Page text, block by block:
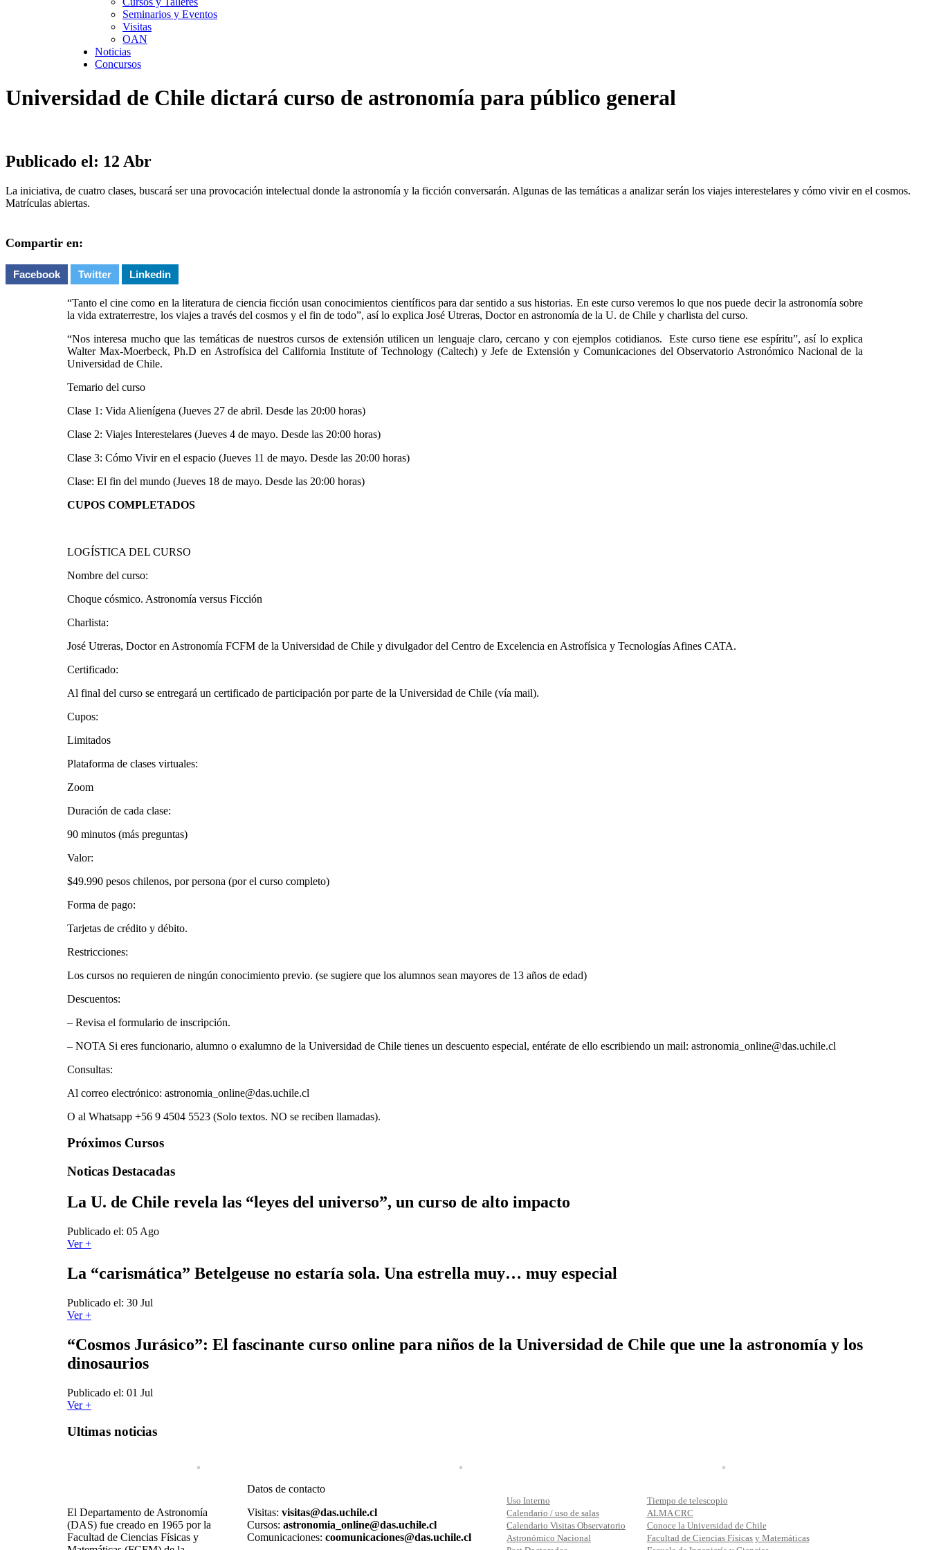
Seminarios y Eventos
Visitas
OAN
Noticias
Concursos
Universidad de Chile dictará curso de astronomía para público general
Publicado el: 12 Abr
La iniciativa, de cuatro clases, buscará ser una provocación intelectual donde la astronomía y la ficción conversarán. Algunas de las temáticas a analizar serán los viajes interestelares y cómo vivir en el cosmos.
Matrículas abiertas.
Compartir en:
Facebook Twitter Linkedin
“Tanto el cine como en la literatura de ciencia ficción usan conocimientos científicos para dar sentido a sus historias. En este curso veremos lo que nos puede decir la astronomía sobre
la vida extraterrestre, los viajes a través del cosmos y el fin de todo”, así lo explica José Utreras, Doctor en astronomía de la U. de Chile y charlista del curso.
“Nos interesa mucho que las temáticas de nuestros cursos de extensión utilicen un lenguaje claro, cercano y con ejemplos cotidianos. Este curso tiene ese espíritu”, así lo explica
Walter Max-Moerbeck, Ph.D en Astrofísica del California Institute of Technology (Caltech) y Jefe de Extensión y Comunicaciones del Observatorio Astronómico Nacional de la
Universidad de Chile.
Temario del curso
Clase 1: Vida Alienígena (Jueves 27 de abril. Desde las 20:00 horas)
Clase 2: Viajes Interestelares (Jueves 4 de mayo. Desde las 20:00 horas)
Clase 3: Cómo Vivir en el espacio (Jueves 11 de mayo. Desde las 20:00 horas)
Clase: El fin del mundo (Jueves 18 de mayo. Desde las 20:00 horas)
CUPOS COMPLETADOS
LOGÍSTICA DEL CURSO
Nombre del curso:
Choque cósmico. Astronomía versus Ficción
Charlista:
José Utreras, Doctor en Astronomía FCFM de la Universidad de Chile y divulgador del Centro de Excelencia en Astrofísica y Tecnologías Afines CATA.
Certificado:
Al final del curso se entregará un certificado de participación por parte de la Universidad de Chile (vía mail).
Cupos:
Limitados
Plataforma de clases virtuales:
Zoom
Duración de cada clase:
90 minutos (más preguntas)
Valor:
$49.990 pesos chilenos, por persona (por el curso completo)
Forma de pago:
Tarjetas de crédito y débito.
Restricciones:
Los cursos no requieren de ningún conocimiento previo. (se sugiere que los alumnos sean mayores de 13 años de edad)
Descuentos:
– Revisa el formulario de inscripción.
– NOTA Si eres funcionario, alumno o exalumno de la Universidad de Chile tienes un descuento especial, entérate de ello escribiendo un mail: astronomia_online@das.uchile.cl
Consultas:
Al correo electrónico: astronomia_online@das.uchile.cl
O al Whatsapp +56 9 4504 5523 (Solo textos. NO se reciben llamadas).
Próximos Cursos
Noticas Destacadas
La U. de Chile revela las “leyes del universo”, un curso de alto impacto
Publicado el: 05 Ago
Ver +
La “carismática” Betelgeuse no estaría sola. Una estrella muy… muy especial
Publicado el: 30 Jul
Ver +
“Cosmos Jurásico”: El fascinante curso online para niños de la Universidad de Chile que une la astronomía y los
dinosaurios
Publicado el: 01 Jul
Ver +
Ultimas noticias
El Departamento de Astronomía
(DAS) fue creado en 1965 por la
Facultad de Ciencias Físicas y
Datos de contacto
Visitas: visitas@das.uchile.cl
Cursos: astronomia_online@das.uchile.cl
Comunicaciones: coomunicaciones@das.uchile.cl
Uso Interno
Calendario / uso de salas
Calendario Visitas Observatorio
Astronómico Nacional
Tiempo de telescopio
ALMA CRC
Conoce la Universidad de Chile
Facultad de Ciencias Físicas y Matemáticas